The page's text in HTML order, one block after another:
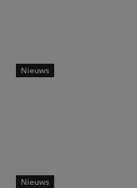
Nieuws
Nieuws